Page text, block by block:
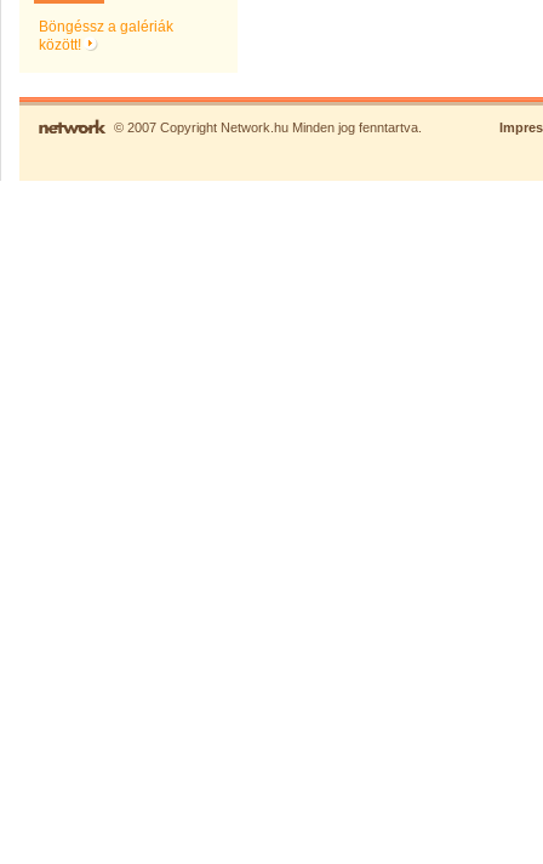
Böngéssz a galériák
között!
© 2007 Copyright Network.hu Minden jog fenntartva.